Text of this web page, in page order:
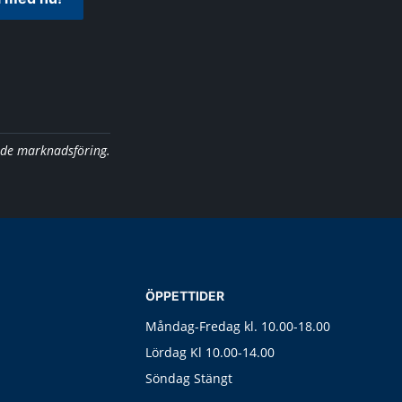
marknadsföring.
ÖPPETTIDER
Måndag-Fredag kl. 10.00-18.00
Lördag Kl 10.00-14.00
Söndag Stängt